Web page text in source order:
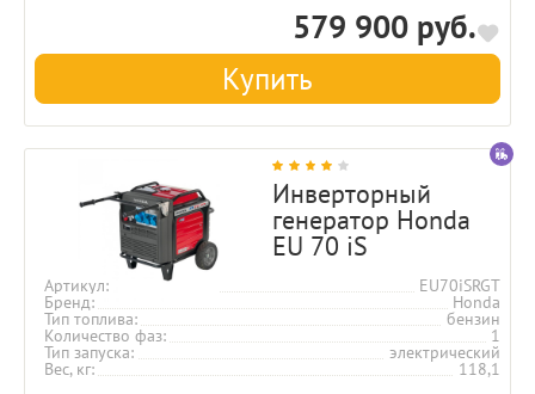
579 900 руб.
Купить
Инверторный
генератор Honda
EU 70 iS
Артикул EU70iSRGT
Бренд Honda
Тип топлива бензин
Количество фаз 1
Тип запуска электрический
Вес, кг 118,1